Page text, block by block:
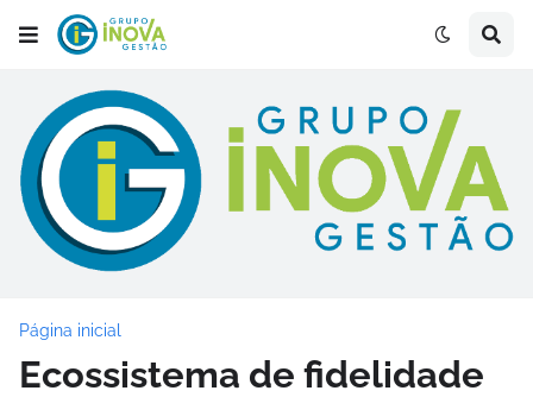
Página inicial
Ecossistema de fidelidade